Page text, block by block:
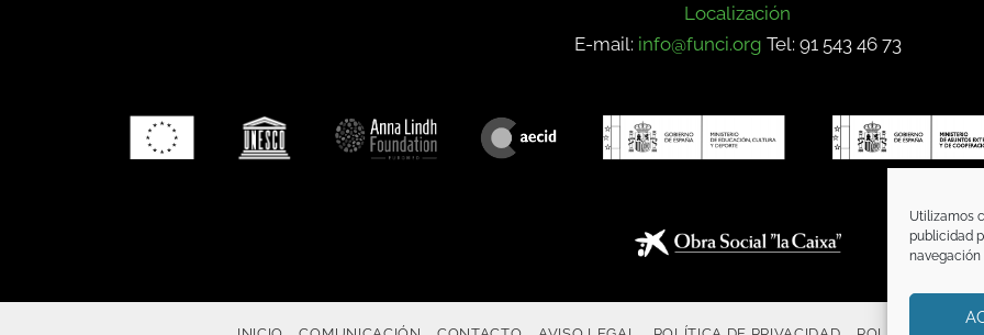
Utilizamos
publicidad
navegación
Localización
E-mail: info@funci.org Tel: 91 543 46 73